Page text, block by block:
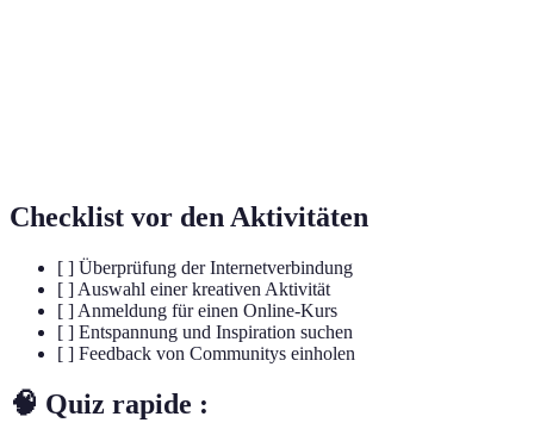
Checklist vor den Aktivitäten
[ ] Überprüfung der Internetverbindung
[ ] Auswahl einer kreativen Aktivität
[ ] Anmeldung für einen Online-Kurs
[ ] Entspannung und Inspiration suchen
[ ] Feedback von Communitys einholen
🧠 Quiz rapide :